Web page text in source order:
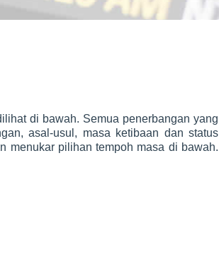
di bawah. Semua penerbangan yang
asal-usul, masa ketibaan dan status
menukar pilihan tempoh masa di bawah.